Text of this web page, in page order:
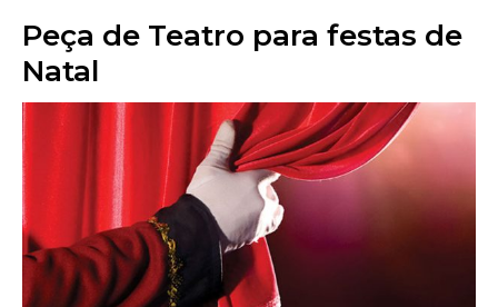
Peça de Teatro para festas de
Natal